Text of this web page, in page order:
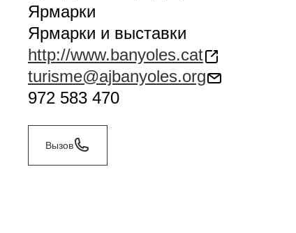
Ярмарки
Ярмарки и выставки
http://www.banyoles.cat
turisme@ajbanyoles.org
972 583 470
Вызов